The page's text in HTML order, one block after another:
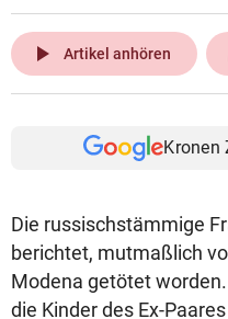
play_arrow Artikel anhören
Kronen
Die russischstämmige
berichtet, mutmaßlich
Modena getötet
die Kinder des Ex-